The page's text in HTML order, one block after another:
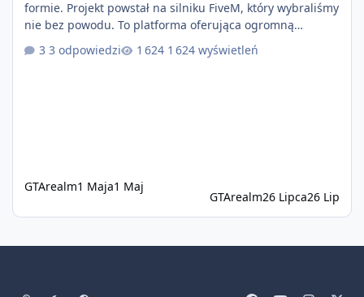
formie. Projekt powstał na silniku FiveM, który wybraliśmy
nie bez powodu. To platforma oferująca ogromną
elastyczność i znacznie szybszy rozwój systemów niż w
przypadku innych rozwiązań. Usprawniona
3 odpowiedzi 1 624 wyświetleń
GTArealm1 Maja1 Maj
GTArealm26 Lipca26 Lip
Tryb jasnyTryb ciemnyPreferencje systemowe